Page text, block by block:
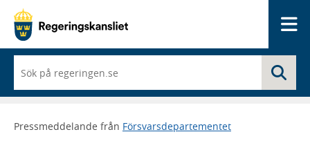
du
börjar
skriva
framträder
Pressmeddelande från Försvarsdepartementet